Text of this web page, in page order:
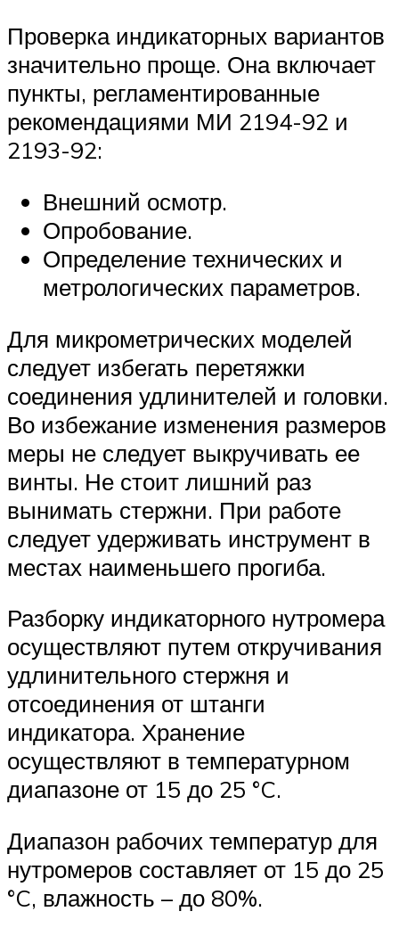
Проверка индикаторных вариантов
значительно проще. Она включает
пункты, регламентированные
рекомендациями МИ 2194-92 и
2193-92:
Внешний осмотр.
Опробование.
Определение технических и
метрологических параметров.
Для микрометрических моделей
следует избегать перетяжки
соединения удлинителей и головки.
Во избежание изменения размеров
меры не следует выкручивать ее
винты. Не стоит лишний раз
вынимать стержни. При работе
следует удерживать инструмент в
местах наименьшего прогиба.
Разборку индикаторного нутромера
осуществляют путем откручивания
удлинительного стержня и
отсоединения от штанги
индикатора. Хранение
осуществляют в температурном
диапазоне от 15 до 25 °C.
Диапазон рабочих температур для
нутромеров составляет от 15 до 25
°C, влажность – до 80%.